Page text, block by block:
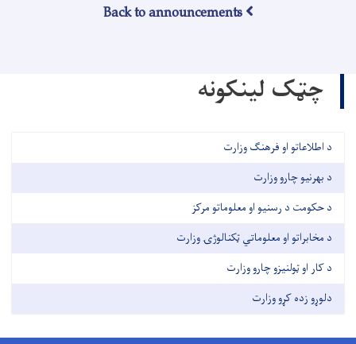
Back to announcements
چټک لینکونه
د اطلاعاتو او فرهنګ وزارت
د بهرنیو چارو وزارت
د حکومت د رسنیو او معلوماتو مرکز
د مخابراتو او معلوماتي ټکنالوژۍ وزارت
د کار او ټولنیزو چارو وزارت
دلوړو زده کړو وزارت